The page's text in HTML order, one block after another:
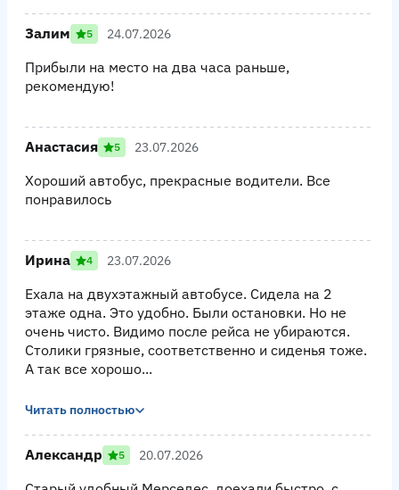
Залим 5 24.07.2026
Прибыли на место на два часа раньше,
рекомендую!
Анастасия 5 23.07.2026
Хороший автобус, прекрасные водители. Все
понравилось
Ирина 4 23.07.2026
Ехала на двухэтажный автобусе. Сидела на 2
этаже одна. Это удобно. Были остановки. Но не
очень чисто. Видимо после рейса не убираются.
Столики грязные, соответственно и сиденья тоже.
А так все хорошо...
Читать полностью
Александр 5 20.07.2026